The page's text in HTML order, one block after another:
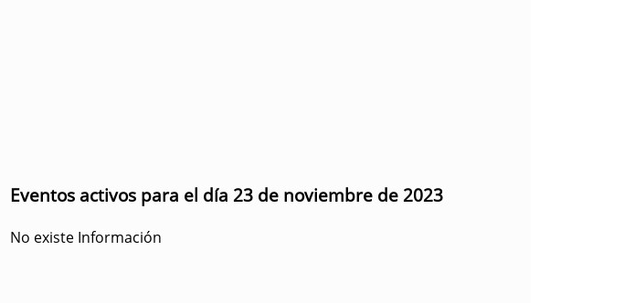
Eventos activos para el día 23 de noviembre de 2023
No existe Información